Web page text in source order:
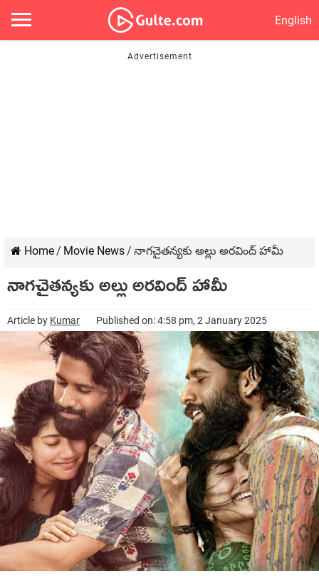
English
Home/ Movie News/ నాగచైతన్యకు అల్లు అరవింద్ హామీ
నాగచైతన్యకు అల్లు అరవింద్ హామీ
Article by Kumar Published on: 4:58 pm, 2 January 2025